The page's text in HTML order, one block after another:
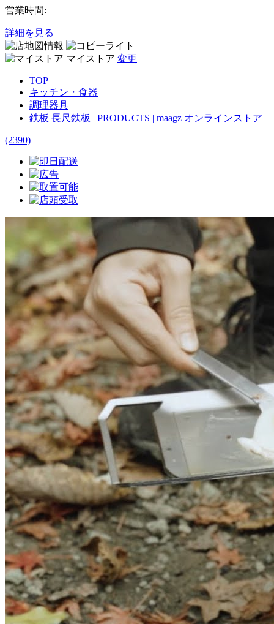
営業時間:
詳細を見る
マイストア 変更
TOP
キッチン・食器
調理器具
鉄板 長尺鉄板 | PRODUCTS | maagz オンラインストア
(2390)